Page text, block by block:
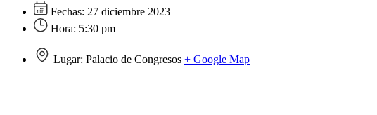
Fechas: 27 diciembre 2023
Hora: 5:30 pm
Lugar: Palacio de Congresos + Google Map